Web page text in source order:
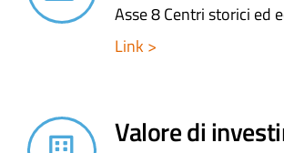
Asse 8 Centri storici ed
Link >
Valore di